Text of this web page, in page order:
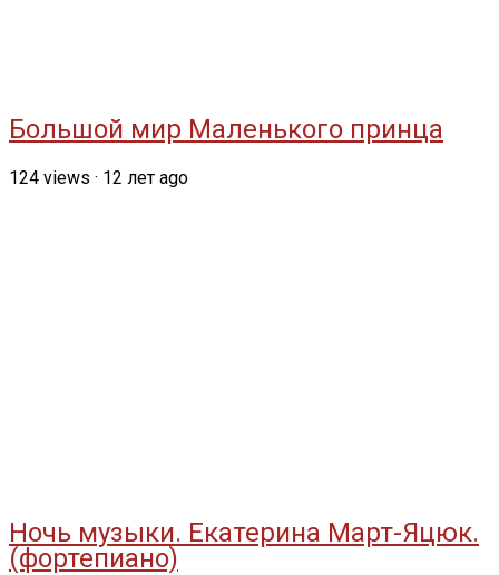
Большой мир Маленького принца
124 views · 12 лет ago
Ночь музыки. Екатерина Март-Яцюк.
(фортепиано)